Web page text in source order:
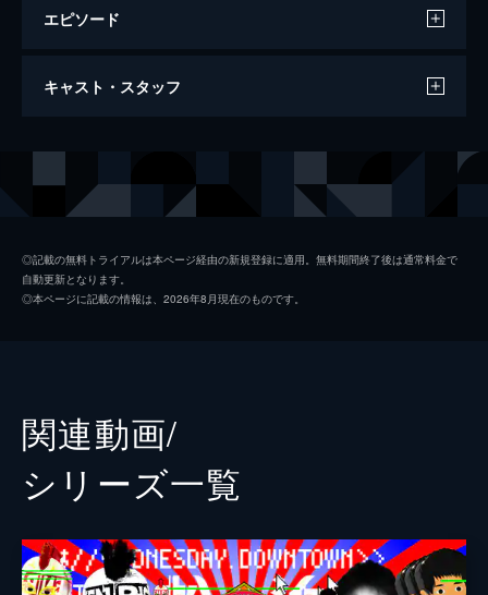
エピソード
2022/1/12放送 #277 令和最強ボロ実家決
べるごとに1球投げられる…大食い×ストラッ
衝撃的なこと伝えられたら立ち止まる説。
2022/1/19放送 #278 クロちゃん宅に潜伏
中 ほか
「クロちゃん宅に潜伏中」小柄芸能人10人が
2022/1/26放送 #279 不仲芸人対抗！スピ
ード解散選手権 ほか
女子中高生の人気芸人ランキング、なんぼな
んでもNON STYLEもうランク外説。解散ド
抗！スピード解散選手権」を開催。
46分
キャスト・スタッフ
演出
◎記載の無料トライアルは本ページ経由の新規登録に適用。無料期間終了後は通常料金で
自動更新となります。
◎本ページに記載の情報は、2026年8月現在のものです。
関連動画/
シリーズ⼀覧